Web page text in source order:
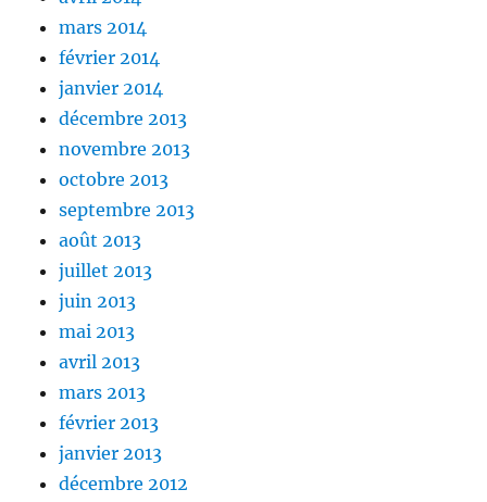
mars 2014
février 2014
janvier 2014
décembre 2013
novembre 2013
octobre 2013
septembre 2013
août 2013
juillet 2013
juin 2013
mai 2013
avril 2013
mars 2013
février 2013
janvier 2013
décembre 2012